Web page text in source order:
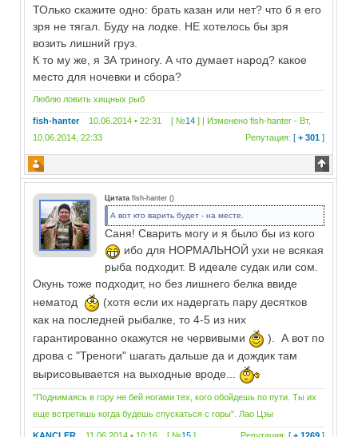
ТОлько скажите одно: брать казан или нет? что б я его
зря не тягал. Буду на лодке. НЕ хотелось бы зря
возить лишний груз.
К то му же, я ЗА триногу. А что думает народ? какое
место для ночевки и сбора?
Люблю ловить хищных рыб
fish-hanter10.06.2014 • 22:31 [ №14 ] | Измененоfish-hanter - Вт,
10.06.2014, 22:33
Репутация: [+ 301 ]
Цитата fish-hanter ()
А вот кто варить будет - на месте.
Саня! Сварить могу и я было бы из кого
ибо для НОРМАЛЬНОЙ ухи не всякая
рыба подходит. В идеале судак или сом.
Окунь тоже подходит, но без лишнего белка ввиде
нематод
(хотя если их надергать пару десятков
как на последней рыбалке, то 4-5 из них
гарантированно окажутся не червивыми
). А вот по
дрова с "Треноги" шагать дальше да и дождик там
вырисовывается на выходные вроде...
"Поднимаясь в гору не бей ногами тех, кого обойдешь по пути. Ты их
еще встретишь когда будешь спускаться с горы". Лао Цзы